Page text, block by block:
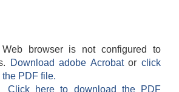
browser is not configured to
Download adobe Acrobatorclick
PDF file.
Click here to download the PDF